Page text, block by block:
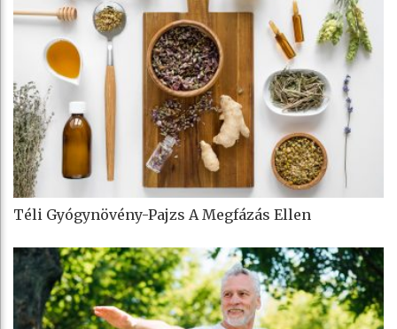
Téli Gyógynövény-Pajzs A Megfázás Ellen